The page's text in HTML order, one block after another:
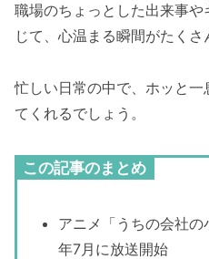
職場のちょっとした出来事
じて、心温まる瞬間がたくさ
忙しい日常の中で、ホッと
てくれるでしょう。
この記事のまとめ
アニメ「うちの会社
年7月に放送開始